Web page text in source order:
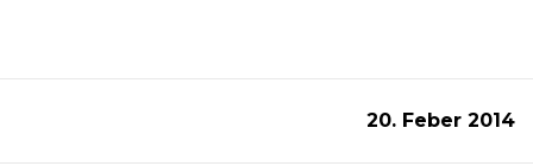
20. Feber 2014